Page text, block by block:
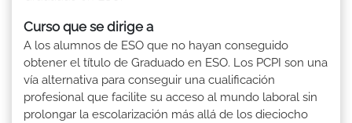
Curso que se dirige a
A los alumnos de ESO que no hayan conseguido
obtener el título de Graduado en ESO. Los PCPI son una
vía alternativa para conseguir una cualificación
profesional que facilite su acceso al mundo laboral sin
prolongar la escolarización más allá de los dieciocho